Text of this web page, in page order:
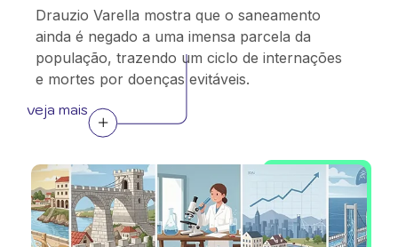
Drauzio Varella mostra que o saneamento
ainda é negado a uma imensa parcela da
população, trazendo um ciclo de internações
e mortes por doenças evitáveis.
veja mais